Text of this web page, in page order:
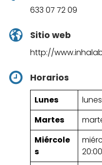
633 07 72 09
Sitio web
http://
Horarios
Lunes
Martes
Miércole
s
20:00